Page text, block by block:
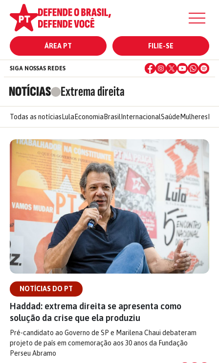
ÁREA PT FILIE-SE
NOTÍCIAS Extrema direita
SIGA NOSSAS REDES
Todas as notícias Lula Economia Brasil InternacionalSaúde Mulheres
NOTÍCIAS DO PT
Haddad: extrema direita se apresenta como
solução da crise que ela produziu
Pré-candidato ao Governo de SP e Marilena Chaui debateram
projeto de país em comemoração aos 30 anos da Fundação
Perseu Abramo